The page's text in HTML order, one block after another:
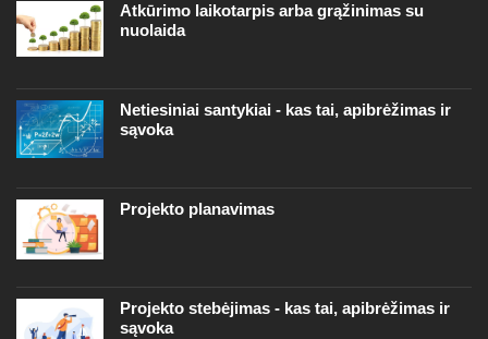
Atkūrimo laikotarpis arba grąžinimas su
nuolaida
Netiesiniai santykiai - kas tai, apibrėžimas ir
sąvoka
Projekto planavimas
Projekto stebėjimas - kas tai, apibrėžimas ir
sąvoka